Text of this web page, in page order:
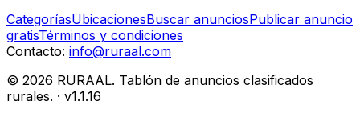
CategoríasUbicacionesBuscar anunciosPublicar anuncio
gratisTérminos y condiciones
Contacto: info@ruraal.com
© 2026 RURAAL. Tablón de anuncios clasificados
rurales. · v1.1.16